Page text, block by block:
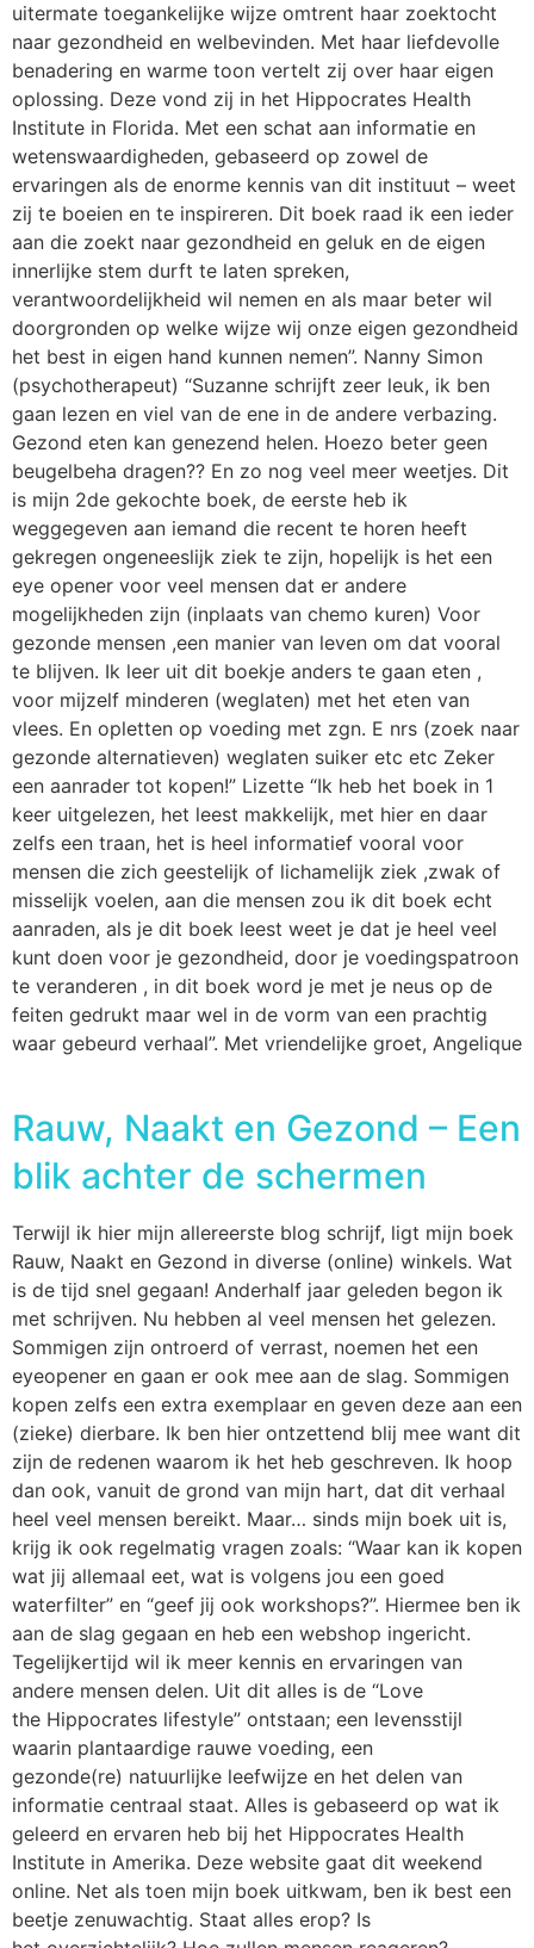
uitermate toegankelijke wijze omtrent haar zoektocht
naar gezondheid en welbevinden. Met haar liefdevolle
benadering en warme toon vertelt zij over haar eigen
oplossing. Deze vond zij in het Hippocrates Health
Institute in Florida. Met een schat aan informatie en
wetenswaardigheden, gebaseerd op zowel de
ervaringen als de enorme kennis van dit instituut – weet
zij te boeien en te inspireren. Dit boek raad ik een ieder
aan die zoekt naar gezondheid en geluk en de eigen
innerlijke stem durft te laten spreken,
verantwoordelijkheid wil nemen en als maar beter wil
doorgronden op welke wijze wij onze eigen gezondheid
het best in eigen hand kunnen nemen”. Nanny Simon
(psychotherapeut) “Suzanne schrijft zeer leuk, ik ben
gaan lezen en viel van de ene in de andere verbazing.
Gezond eten kan genezend helen. Hoezo beter geen
beugelbeha dragen?? En zo nog veel meer weetjes. Dit
is mijn 2de gekochte boek, de eerste heb ik
weggegeven aan iemand die recent te horen heeft
gekregen ongeneeslijk ziek te zijn, hopelijk is het een
eye opener voor veel mensen dat er andere
mogelijkheden zijn (inplaats van chemo kuren) Voor
gezonde mensen ,een manier van leven om dat vooral
te blijven. Ik leer uit dit boekje anders te gaan eten ,
voor mijzelf minderen (weglaten) met het eten van
vlees. En opletten op voeding met zgn. E nrs (zoek naar
gezonde alternatieven) weglaten suiker etc etc Zeker
een aanrader tot kopen!” Lizette “Ik heb het boek in 1
keer uitgelezen, het leest makkelijk, met hier en daar
zelfs een traan, het is heel informatief vooral voor
mensen die zich geestelijk of lichamelijk ziek ,zwak of
misselijk voelen, aan die mensen zou ik dit boek echt
aanraden, als je dit boek leest weet je dat je heel veel
kunt doen voor je gezondheid, door je voedingspatroon
te veranderen , in dit boek word je met je neus op de
feiten gedrukt maar wel in de vorm van een prachtig
waar gebeurd verhaal”. Met vriendelijke groet, Angelique
Rauw, Naakt en Gezond – Een
blik achter de schermen
Terwijl ik hier mijn allereerste blog schrijf, ligt mijn boek
Rauw, Naakt en Gezond in diverse (online) winkels. Wat
is de tijd snel gegaan! Anderhalf jaar geleden begon ik
met schrijven. Nu hebben al veel mensen het gelezen.
Sommigen zijn ontroerd of verrast, noemen het een
eyeopener en gaan er ook mee aan de slag. Sommigen
kopen zelfs een extra exemplaar en geven deze aan een
(zieke) dierbare. Ik ben hier ontzettend blij mee want dit
zijn de redenen waarom ik het heb geschreven. Ik hoop
dan ook, vanuit de grond van mijn hart, dat dit verhaal
heel veel mensen bereikt. Maar… sinds mijn boek uit is,
krijg ik ook regelmatig vragen zoals: “Waar kan ik kopen
wat jij allemaal eet, wat is volgens jou een goed
waterfilter” en “geef jij ook workshops?”. Hiermee ben ik
aan de slag gegaan en heb een webshop ingericht.
Tegelijkertijd wil ik meer kennis en ervaringen van
andere mensen delen. Uit dit alles is de “Love
the Hippocrates lifestyle” ontstaan; een levensstijl
waarin plantaardige rauwe voeding, een
gezonde(re) natuurlijke leefwijze en het delen van
informatie centraal staat. Alles is gebaseerd op wat ik
geleerd en ervaren heb bij het Hippocrates Health
Institute in Amerika. Deze website gaat dit weekend
online. Net als toen mijn boek uitkwam, ben ik best een
beetje zenuwachtig. Staat alles erop? Is